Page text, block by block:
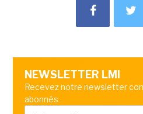
NEWSLETTER LMI
Recevez notre newsletter
abonnés